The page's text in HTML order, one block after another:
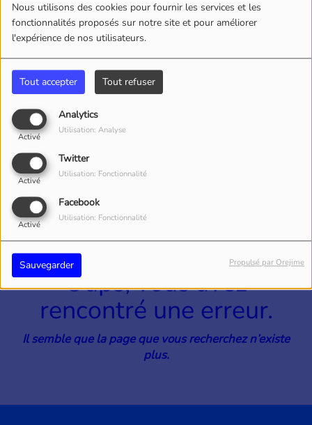
Nous utilisons des cookies pour fournir les services et les
fonctionnalités proposés sur notre site et pour améliorer
l'expérience de nos utilisateurs.
Tout accepter Tout refuser
Analytics
Activé
Utilisation: Analyse
Twitter
Activé
Utilisation: Fonctionnalité
Facebook
Activé
Utilisation: Fonctionnalité
Sauvegarder Propulsé par Orejime
Oups, vous avez
rencontré une erreur.
Il semble que la page que vous recherchez n’existe
plus.